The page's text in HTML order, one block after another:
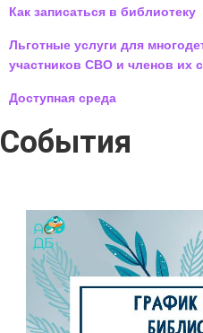
Как записаться в библиотеку
Льготные услуги для
участников СВО и членов их
Доступная среда
События